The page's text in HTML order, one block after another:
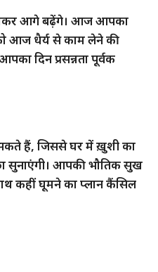
आगे बढ़ेंगे। आज आपका
आज धैर्य से काम लेने की
दिन प्रसन्नता पूर्वक
हैं, जिससे घर में ख़ुशी का
सुनाएंगी। आपकी भौतिक सुख
कहीं घूमने का प्लान कैंसिल